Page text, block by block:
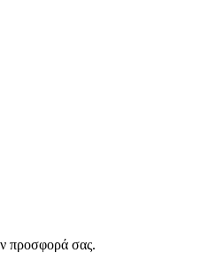
προσφορά σας.